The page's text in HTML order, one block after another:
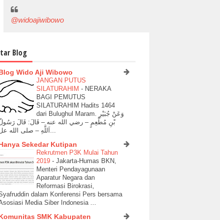
@widoajiwibowo
Blog
Wido Aji Wibowo
JANGAN PUTUS
SILATURAHIM - NERAKA
BAGI PEMUTUS
SILATURAHIM Hadits 1464
dari Bulughul Maram. وَعَنْ جُبَيْرِ
بْنِ مُطْعِمٍ – رضي الله عنه – قَالَ: قَالَ
Sekedar Kutipan
Rekrutmen P3K Mulai Tahun
2019 - Jakarta-Humas BKN,
Menteri Pendayagunaan
Aparatur Negara dan
Reformasi Birokrasi,
dalam Konferensi Pers bersama
Media Siber Indonesia ...
SMK Kabupaten